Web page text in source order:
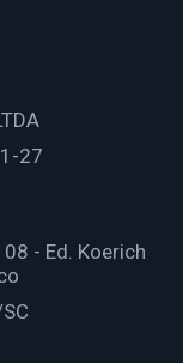
27
- Ed. Koerich